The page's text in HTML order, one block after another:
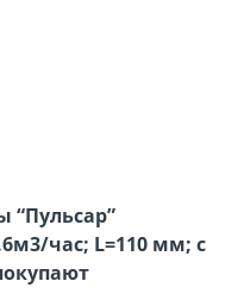
“Пульсар”
час; L=110 мм; с